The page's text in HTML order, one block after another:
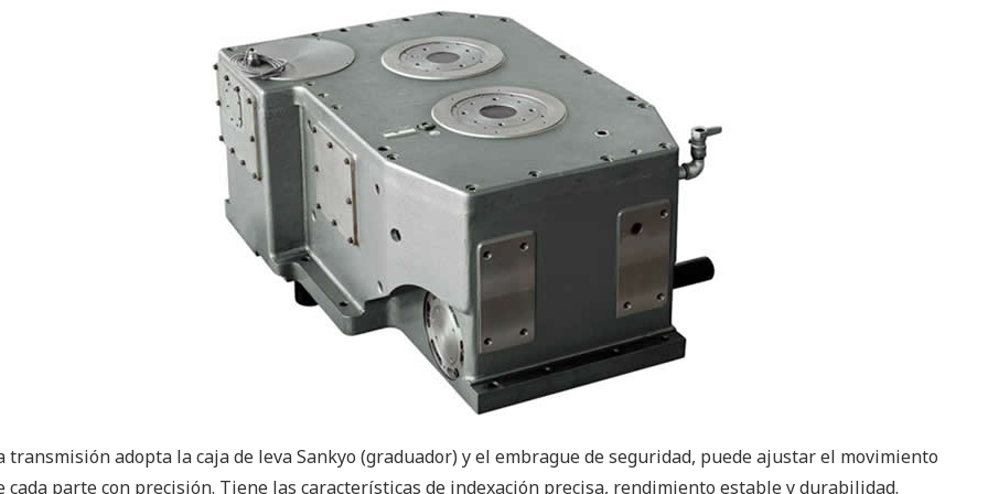
transmisión adopta la caja de leva Sankyo (graduador) y el embrague de seguridad, puede ajustar el movimiento
cada parte con precisión. Tiene las características de indexación precisa, rendimiento estable y durabilidad.